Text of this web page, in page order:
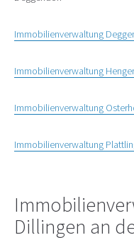
Immobilienverwaltung
Immobilienverwaltung
Immobilienverwaltung
Immobilienverwaltung
Dillingen an